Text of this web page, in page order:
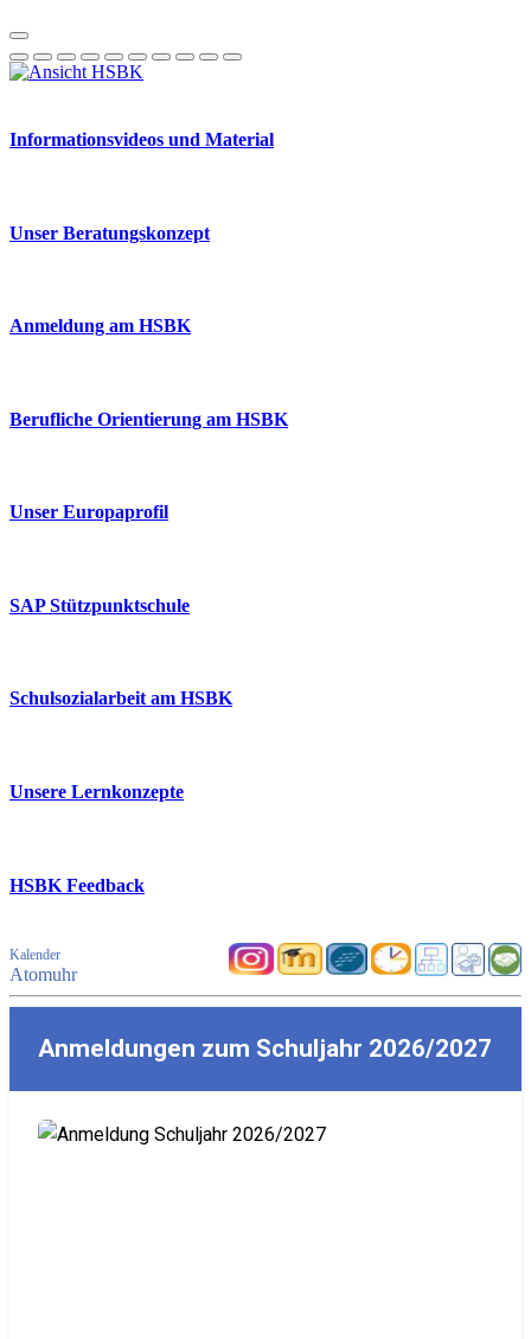
Informationsvideos und Material
Unser Beratungskonzept
Anmeldung am HSBK
Berufliche Orientierung am HSBK
Unser Europaprofil
SAP Stützpunktschule
Schulsozialarbeit am HSBK
Unsere Lernkonzepte
HSBK Feedback
Kalender
Atomuhr
Anmeldungen zum Schuljahr 2026/2027